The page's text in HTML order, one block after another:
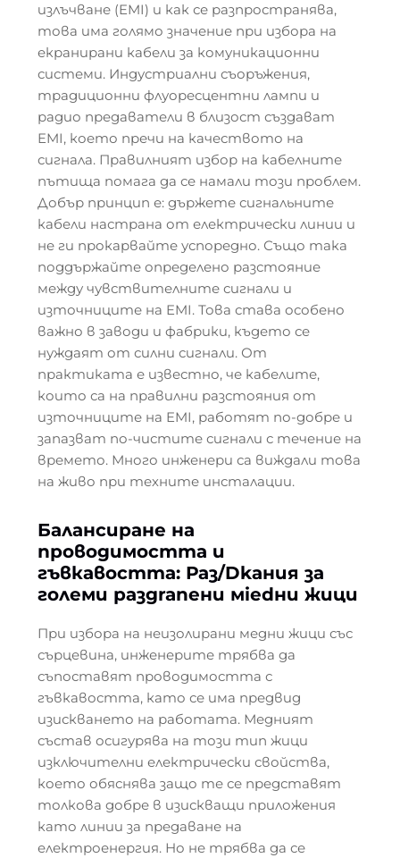
излъчване (EMI) и как се разпространява,
това има голямо значение при избора на
екранирани кабели за комуникационни
системи. Индустриални съоръжения,
традиционни флуоресцентни лампи и
радио предаватели в близост създават
EMI, което пречи на качеството на
сигнала. Правилният избор на кабелните
пътища помага да се намали този проблем.
Добър принцип е: държете сигнальните
кабели настрана от електрически линии и
не ги прокарвайте успоредно. Също така
поддържайте определено разстояние
между чувствителните сигнали и
източниците на EMI. Това става особено
важно в заводи и фабрики, където се
нуждаят от силни сигнали. От
практиката е известно, че кабелите,
които са на правилни разстояния от
източниците на EMI, работят по-добре и
запазват по-чистите сигнали с течение на
времето. Много инженери са виждали това
на живо при техните инсталации.
Балансиране на
проводимостта и
гъвкавостта: Раз/Dkания за
големи разgranени мiedни жици
При избора на неизолирани медни жици със
сърцевина, инженерите трябва да
съпоставят проводимостта с
гъвкавостта, като се има предвид
изискването на работата. Медният
състав осигурява на този тип жици
изключителни електрически свойства,
което обяснява защо те се представят
толкова добре в изискващи приложения
като линии за предаване на
електроенергия. Но не трябва да се